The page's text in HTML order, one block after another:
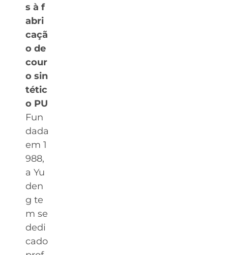
s à f
abri
caçã
o de
cour
o sin
tétic
o PU
Fun
dada
em 1
988,
a Yu
den
g te
m se
dedi
cado